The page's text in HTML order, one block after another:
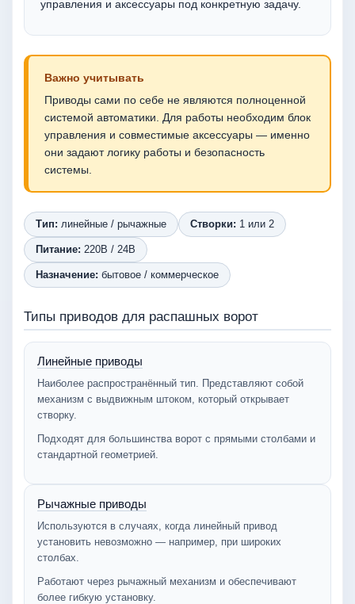
управления и аксессуары под конкретную задачу.
Важно учитывать
Приводы сами по себе не являются полноценной
системой автоматики. Для работы необходим блок
управления и совместимые аксессуары — именно
они задают логику работы и безопасность
системы.
Тип: линейные / рычажные Створки: 1 или 2
Питание: 220В / 24В
Назначение: бытовое / коммерческое
Типы приводов для распашных ворот
Линейные приводы
Наиболее распространённый тип. Представляют собой
механизм с выдвижным штоком, который открывает
створку.
Подходят для большинства ворот с прямыми столбами и
стандартной геометрией.
Рычажные приводы
Используются в случаях, когда линейный привод
установить невозможно — например, при широких
столбах.
Работают через рычажный механизм и обеспечивают
более гибкую установку.